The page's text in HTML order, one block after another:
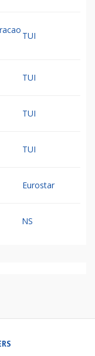
TUI
TUI
TUI
TUI
Eurostar
NS